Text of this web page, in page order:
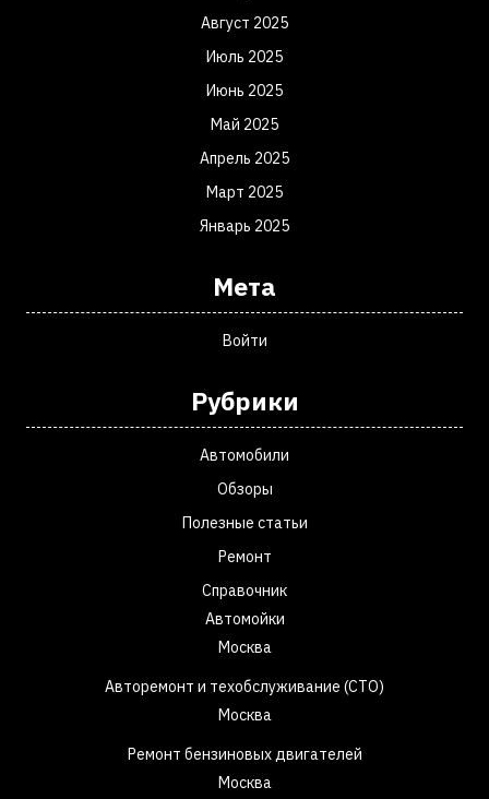
Август 2025
Июль 2025
Июнь 2025
Май 2025
Апрель 2025
Март 2025
Январь 2025
Мета
Войти
Рубрики
Автомобили
Обзоры
Полезные статьи
Ремонт
Справочник
Автомойки
Москва
Авторемонт и техобслуживание (СТО)
Москва
Ремонт бензиновых двигателей
Москва